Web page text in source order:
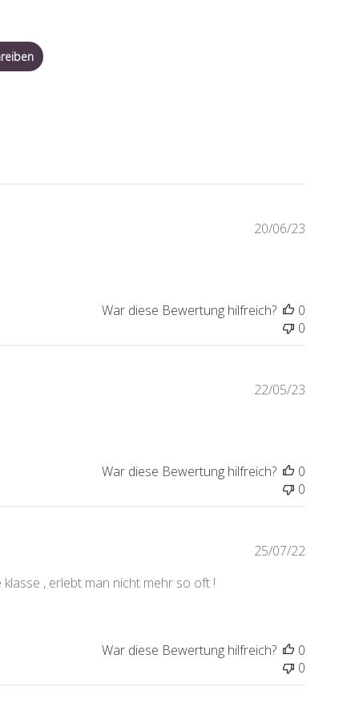
20/06/23
War diese Bewertung hilfreich?
0
0
22/05/23
War diese Bewertung hilfreich?
0
0
, erlebt man nicht mehr so oft !
25/07/22
War diese Bewertung hilfreich?
0
0